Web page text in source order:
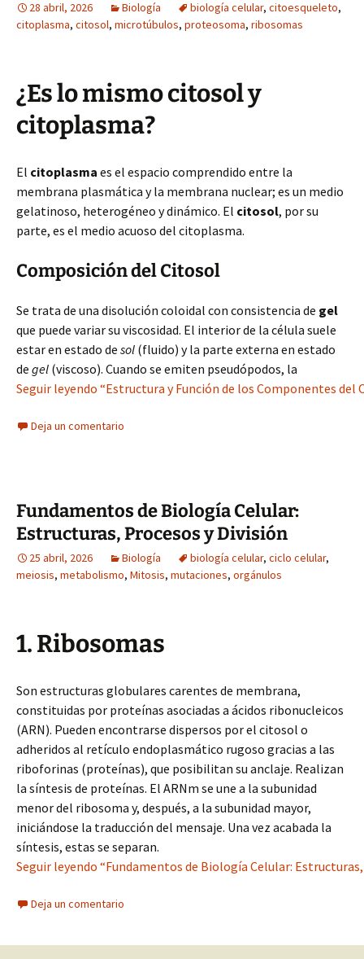
28 abril, 2026 Biología biología celular, citoesqueleto,
citoplasma, citosol, microtúbulos, proteosoma, ribosomas
¿Es lo mismo citosol y
citoplasma?
El citoplasma es el espacio comprendido entre la
membrana plasmática y la membrana nuclear; es un medio
gelatinoso, heterogéneo y dinámico. El citosol, por su
parte, es el medio acuoso del citoplasma.
Composición del Citosol
Se trata de una disolución coloidal con consistencia de gel
que puede variar su viscosidad. El interior de la célula suele
estar en estado de sol (fluido) y la parte externa en estado
de gel (viscoso). Cuando se emiten pseudópodos, la
Seguir leyendo “Estructura y Función de los Componentes del
Deja un comentario
Fundamentos de Biología Celular:
Estructuras, Procesos y División
25 abril, 2026 Biología biología celular, ciclo celular,
meiosis, metabolismo, Mitosis, mutaciones, orgánulos
1. Ribosomas
Son estructuras globulares carentes de membrana,
constituidas por proteínas asociadas a ácidos ribonucleicos
(ARN). Pueden encontrarse dispersos por el citosol o
adheridos al retículo endoplasmático rugoso gracias a las
riboforinas (proteínas), que posibilitan su anclaje. Realizan
la síntesis de proteínas. El ARNm se une a la subunidad
menor del ribosoma y, después, a la subunidad mayor,
iniciándose la traducción del mensaje. Una vez acabada la
síntesis, estas se separan.
Seguir leyendo “Fundamentos de Biología Celular:
Deja un comentario